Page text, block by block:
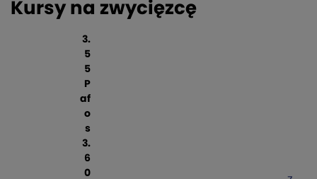
Kursy na zwycięzcę
3.
5
5
P
af
o
s
3.
6
0